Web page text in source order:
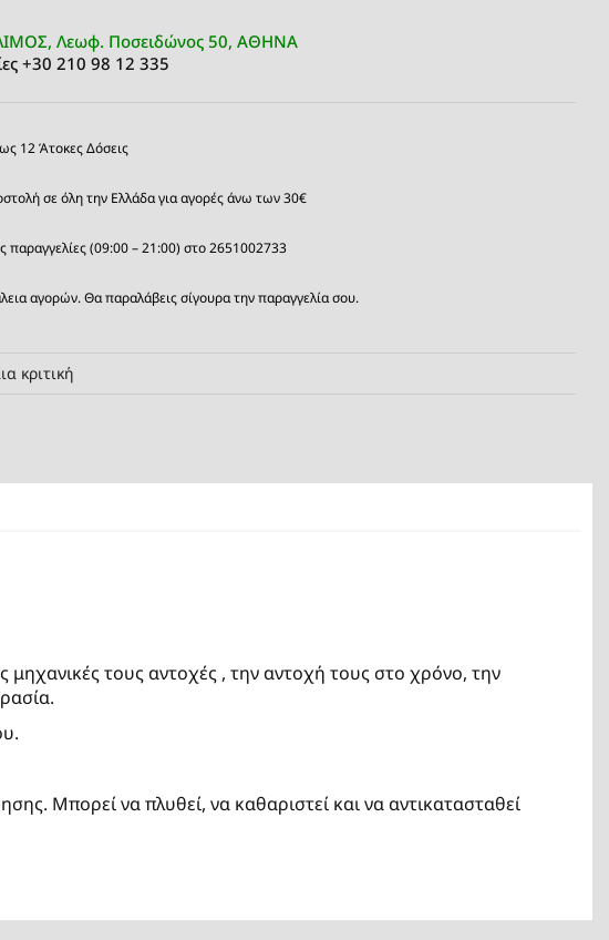
Λεωφ. Ποσειδώνος 50, ΑΘΗΝΑ
+30 210 98 12 335
12 Άτοκες Δόσεις
σε όλη την Ελλάδα για αγορές άνω των 30€
παραγγελίες (09:00 – 21:00) στο 2651002733
αγορών. Θα παραλάβεις σίγουρα την παραγγελία σου.
κριτική
μηχανικές τους αντοχές , την αντοχή τους στο χρόνο, την
Μπορεί να πλυθεί, να καθαριστεί και να αντικατασταθεί